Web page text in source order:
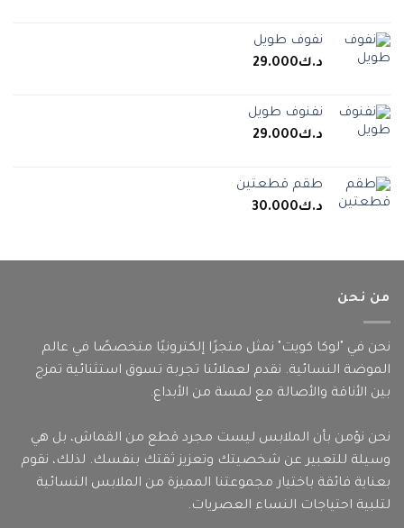
نفوف طويل
د.ك29.000
نفنوف طويل
د.ك29.000
طقم قطعتين
د.ك30.000
من نحن
نحن في "لوكا كويت" نمثل متجرًا إلكترونيًا متخصصًا في عالم
الموضة النسائية. نقدم لعملائنا تجربة تسوق استثنائية تمزج
بين الأناقة والأصالة مع لمسة من الأبداع.
نحن نؤمن بأن الملابس ليست مجرد قطع من القماش، بل هي
وسيلة للتعبير عن شخصيتك وتعزيز ثقتك بنفسك. لذلك، نقوم
بعناية فائقة باختيار مجموعتنا المميزة من الملابس النسائية
لتلبية احتياجات النساء العصريات.